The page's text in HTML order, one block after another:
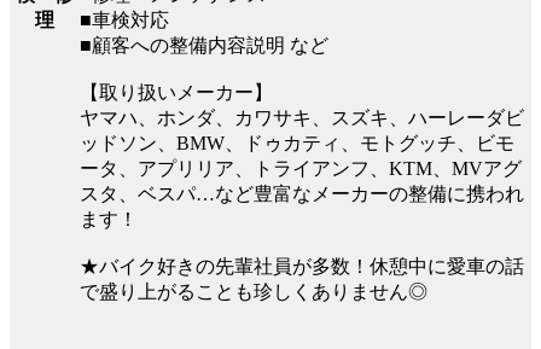
理
■車検対応
■顧客への整備内容説明 など
【取り扱いメーカー】
ヤマハ、ホンダ、カワサキ、スズキ、ハーレーダビ
ッドソン、BMW、ドゥカティ、モトグッチ、ビモ
ータ、アプリリア、トライアンフ、KTM、MVアグ
スタ、ベスパ…など豊富なメーカーの整備に携われ
ます！
★バイク好きの先輩社員が多数！休憩中に愛車の話
で盛り上がることも珍しくありません◎